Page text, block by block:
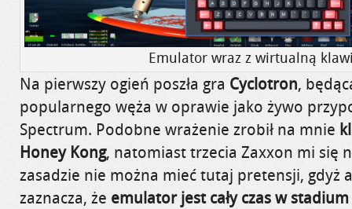
Emulator wraz z wirtualną
Na pierwszy ogień poszła gra Cyclotron,
popularnego węża w oprawie jako żywo
Spectrum. Podobne wrażenie zrobił na mnie
Honey Kong, natomiast trzecia Zaxxon mi się
zasadzie nie można mieć tutaj pretensji, gdyż
zaznacza, że emulator jest cały czas w